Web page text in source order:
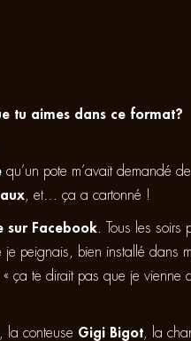
tu aimes dans ce format?
qu’un pote m’avait demandé
, et… ça a cartonné !
sur Facebook . Tous les
je peignais, bien installé dans
ça te dirait pas que je
, la conteuse Gigi Bigot , la